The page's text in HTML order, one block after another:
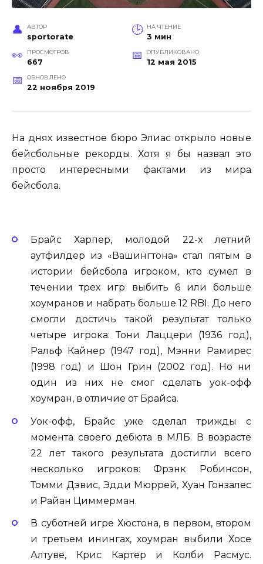
АВТОР
sportorate
НА ЧТЕНИЕ
3 мин
ПРОСМОТРОВ
667
ОПУБЛИКОВАНО
12 мая 2015
ОБНОВЛЕНО
22 ноября 2019
На днях известное бюро Элиас открыло новые
бейсбольные рекорды. Хотя я бы назвал это
просто интересными фактами из мира
бейсбола.
Брайс Харпер, молодой 22-х летний
аутфилдер из «Вашингтона» стал пятым в
истории бейсбола игроком, кто сумел в
течении трех игр выбить 6 или больше
хоумранов и набрать больше 12 RBI. До него
смогли достичь такой результат только
четыре игрока: Тони Лаццери (1936 год),
Ральф Кайнер (1947 год), Мэнни Рамирес
(1998 год) и Шон Грин (2002 год). Но ни
один из них не смог сделать уок-офф
хоумран, в отличие от Брайса.
Уок-офф, Брайс уже сделал трижды с
момента своего дебюта в МЛБ. В возрасте
22 лет такого результата достигли всего
несколько игроков: Фрэнк Робинсон,
Томми Дэвис, Эдди Мюррей, Хуан Гонзалес
и Райан Циммерман.
В суботней игре Хюстона, в первом, втором
и третьем инингах, хоумран выбили Хосе
Алтуве, Крис Картер и Колби Расмус.